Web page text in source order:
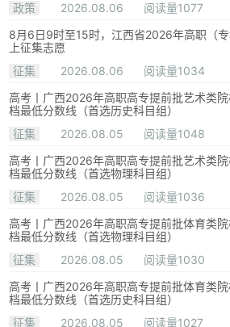
政策 2026.08.06
阅读量1077
8月6日9时至15时，江西省2026年高职（
上征集志愿
征集
2026.08.06
阅读量1034
高考丨广西2026年高职高专提前批艺术类
档最低分数线（首选历史科目组）
征集
2026.08.05
阅读量1048
高考丨广西2026年高职高专提前批艺术类
档最低分数线（首选物理科目组）
征集
2026.08.05
阅读量1036
高考丨广西2026年高职高专提前批体育类
档最低分数线（首选物理科目组）
征集
2026.08.05
阅读量1030
高考丨广西2026年高职高专提前批体育类
档最低分数线（首选历史科目组）
征集
2026.08.05
阅读量1027